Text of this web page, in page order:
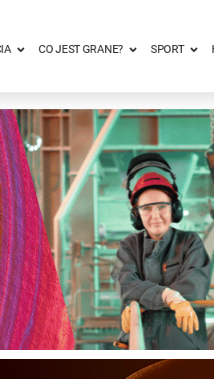
CO JEST GRANE? SPORT